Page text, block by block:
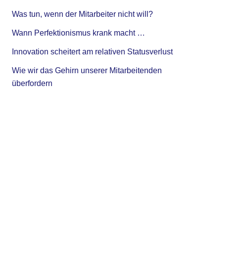
Was tun, wenn der Mitarbeiter nicht will?
Wann Perfektionismus krank macht …
Innovation scheitert am relativen Statusverlust
Wie wir das Gehirn unserer Mitarbeitenden
überfordern